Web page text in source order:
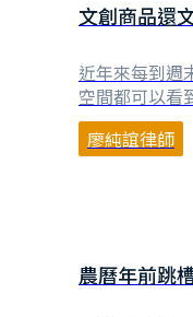
文創商品還
近年來每到週
空間都可以看
乎是銷售各種
設用裝飾品、
類。但近來
1680元的價
在淘寶上發
廖純誼律師
農曆年前跳